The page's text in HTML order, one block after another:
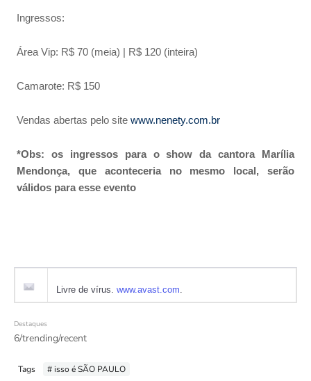
Ingressos:
Área Vip: R$ 70 (meia) | R$ 120 (inteira)
Camarote: R$ 150
Vendas abertas pelo site www.nenety.com.br
*Obs: os ingressos para o show da cantora Marília
Mendonça, que aconteceria no mesmo local, serão
válidos para esse evento
Livre de vírus. www.avast.com.
Destaques
6/trending/recent
Tags # isso é SÃO PAULO